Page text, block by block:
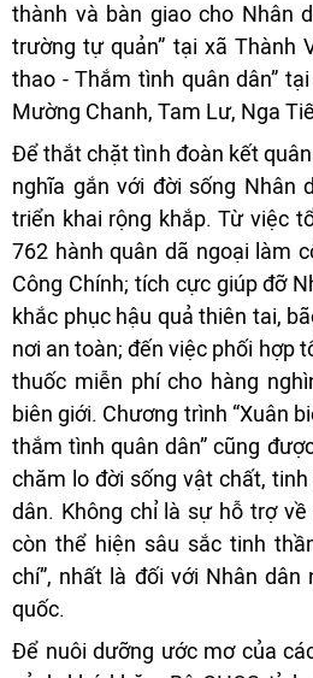
thành và bàn giao cho Nhân
trường tự quản” tại xã Thành
thao - Thắm tình quân dân”
Mường Chanh, Tam Lư, Nga
Để thắt chặt tình đoàn kết
nghĩa gắn với đời sống Nhân
triển khai rộng khắp. Từ việc
762 hành quân dã ngoại làm
Công Chính; tích cực giúp đỡ
khắc phục hậu quả thiên tai,
nơi an toàn; đến việc phối hợp
thuốc miễn phí cho hàng
biên giới. Chương trình “Xuân
thắm tình quân dân” cũng
chăm lo đời sống vật chất,
dân. Không chỉ là sự hỗ trợ
còn thể hiện sâu sắc tinh
chí”, nhất là đối với Nhân dân
quốc.
Để nuôi dưỡng ước mơ của